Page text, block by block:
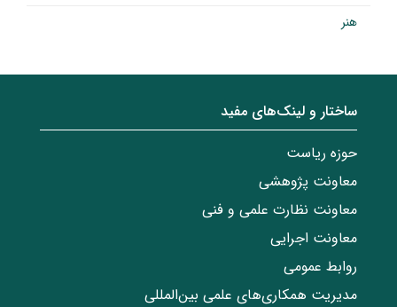
هنر
ساختار‌‌ و‌‌ لینک‌های مفید
حوزه ریاست
معاونت پژوهشی
معاونت نظارت علمی و فنی
معاونت اجرایی
روابط عمومی
مدیریت همکاری‌های علمی بین‌المللی